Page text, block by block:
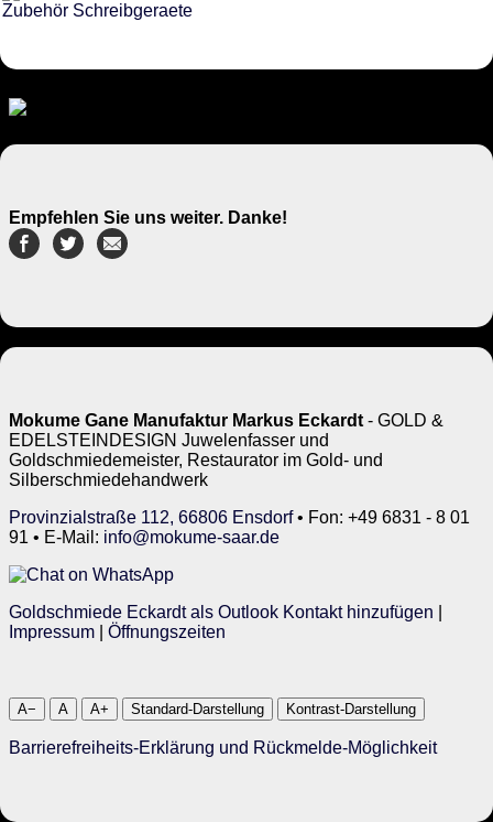
Zubehör Schreibgeraete
Empfehlen Sie uns weiter. Danke!
Mokume Gane Manufaktur Markus Eckardt - GOLD &
EDELSTEINDESIGN Juwelenfasser und
Goldschmiedemeister, Restaurator im Gold- und
Silberschmiedehandwerk
Provinzialstraße 112, 66806 Ensdorf• Fon: +49 6831 - 8 01
91 • E-Mail: info@mokume-saar.de
Goldschmiede Eckardt als Outlook Kontakt hinzufügen
Impressum
Öffnungszeiten
A− A A+ Standard-Darstellung Kontrast-Darstellung
Barrierefreiheits-Erklärung und Rückmelde-Möglichkeit